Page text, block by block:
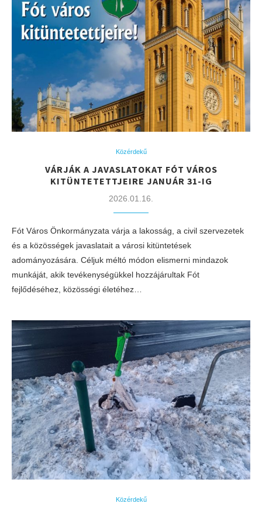
Közérdekű
VÁRJÁK A JAVASLATOKAT FÓT VÁROS
KITÜNTETETTJEIRE JANUÁR 31-IG
2026.01.16.
Fót Város Önkormányzata várja a lakosság, a civil szervezetek
és a közösségek javaslatait a városi kitüntetések
adományozására. Céljuk méltó módon elismerni mindazok
munkáját, akik tevékenységükkel hozzájárultak Fót
fejlődéséhez, közösségi életéhez…
Közérdekű